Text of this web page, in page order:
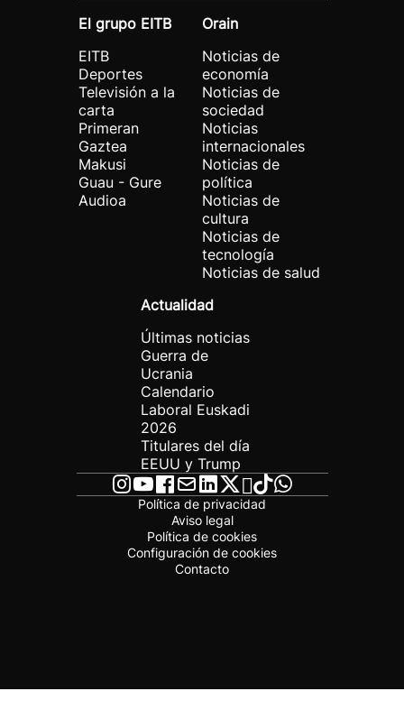
El grupo EITB
EITB
Deportes
Televisión a la
carta
Primeran
Gaztea
Makusi
Guau - Gure
Audioa
Orain
Noticias de
economía
Noticias de
sociedad
Noticias
internacionales
Noticias de
política
Noticias de
cultura
Noticias de
tecnología
Noticias de salud
Actualidad
Últimas noticias
Guerra de
Ucrania
Calendario
Laboral Euskadi
2026
Titulares del día
EEUU y Trump
Política de privacidad
Aviso legal
Política de cookies
Configuración de cookies
Contacto